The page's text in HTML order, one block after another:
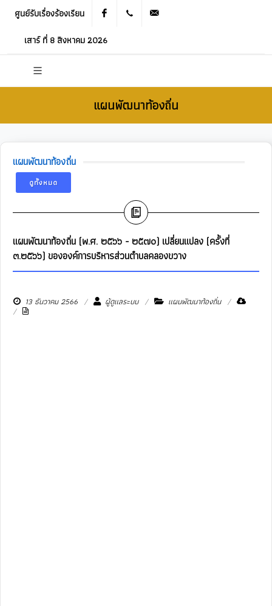
ศูนย์รับเรื่องร้องเรียน Facebook 021905536
เสาร์ ที่ 8 สิงหาคม 2026
แผนพัฒนาท้องถิ่น
แผนพัฒนาท้องถิ่น
ดูทั้งหมด
แผนพัฒนาท้องถิ่น (พ.ศ. ๒๕๖๖ - ๒๕๗๐) เปลี่ยนแปลง (ครั้งที่
๓.๒๕๖๖) ขององค์การบริหารส่วนตำบลคลองขวาง
13 ธันวาคม 2566 ผู้ดูแลระบบ แผนพัฒนาท้องถิ่น